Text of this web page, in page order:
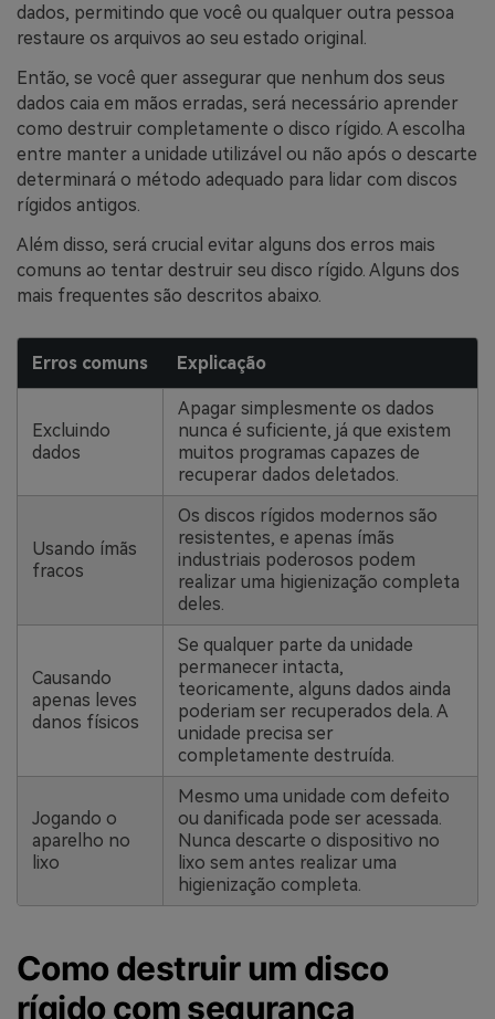
dados, permitindo que você ou qualquer outra pessoa
restaure os arquivos ao seu estado original.
Então, se você quer assegurar que nenhum dos seus
dados caia em mãos erradas, será necessário aprender
como destruir completamente o disco rígido. A escolha
entre manter a unidade utilizável ou não após o descarte
determinará o método adequado para lidar com discos
rígidos antigos.
Além disso, será crucial evitar alguns dos erros mais
comuns ao tentar destruir seu disco rígido. Alguns dos
mais frequentes são descritos abaixo.
Erros comuns Explicação
Excluindo
dados
Apagar simplesmente os dados
nunca é suficiente, já que existem
muitos programas capazes de
recuperar dados deletados.
Usando ímãs
fracos
Os discos rígidos modernos são
resistentes, e apenas ímãs
industriais poderosos podem
realizar uma higienização completa
deles.
Causando
apenas leves
danos físicos
Se qualquer parte da unidade
permanecer intacta,
teoricamente, alguns dados ainda
poderiam ser recuperados dela. A
unidade precisa ser
completamente destruída.
Jogando o
aparelho no
lixo
Mesmo uma unidade com defeito
ou danificada pode ser acessada.
Nunca descarte o dispositivo no
lixo sem antes realizar uma
higienização completa.
Como destruir um disco
rígido com segurança